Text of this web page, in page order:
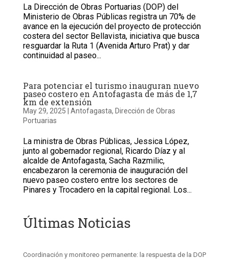
La Dirección de Obras Portuarias (DOP) del
Ministerio de Obras Públicas registra un 70% de
avance en la ejecución del proyecto de protección
costera del sector Bellavista, iniciativa que busca
resguardar la Ruta 1 (Avenida Arturo Prat) y dar
continuidad al paseo...
Para potenciar el turismo inauguran nuevo
paseo costero en Antofagasta de más de 1,7
km de extensión
May 29, 2025 Antofagasta, Dirección de Obras
Portuarias
La ministra de Obras Públicas, Jessica López,
junto al gobernador regional, Ricardo Díaz y al
alcalde de Antofagasta, Sacha Razmilic,
encabezaron la ceremonia de inauguración del
nuevo paseo costero entre los sectores de
Pinares y Trocadero en la capital regional. Los...
Últimas Noticias
Coordinación y monitoreo permanente: la respuesta de la DOP